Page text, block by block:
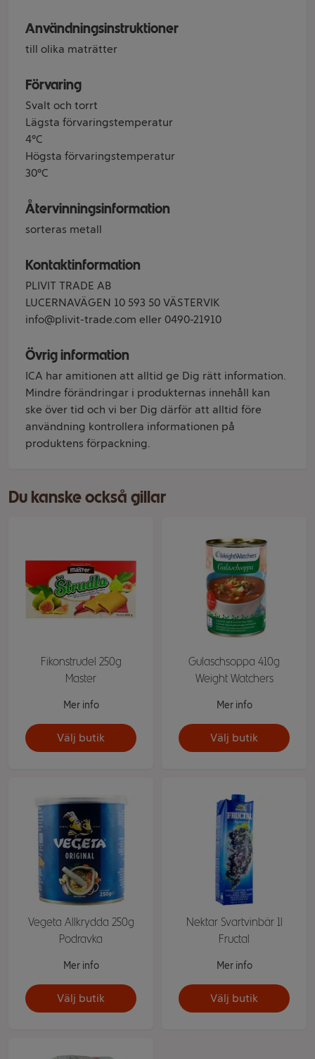
Användningsinstruktioner
till olika maträtter
Förvaring
Svalt och torrt
Lägsta förvaringstemperatur
4°C
Högsta förvaringstemperatur
30°C
Återvinningsinformation
sorteras metall
Kontaktinformation
PLIVIT TRADE AB
LUCERNAVÄGEN 10 593 50 VÄSTERVIK
info@plivit-trade.com eller 0490-21910
Övrig information
ICA har amitionen att alltid ge Dig rätt information.
Mindre förändringar i produkternas innehåll kan
ske över tid och vi ber Dig därför att alltid före
användning kontrollera informationen på
produktens förpackning.
Du kanske också gillar
Fikonstrudel 250g
Master
Mer info
Välj butik
Gulaschsoppa 410g
Weight Watchers
Mer info
Välj butik
Vegeta Allkrydda 250g
Podravka
Mer info
Välj butik
Nektar Svartvinbär 1l
Fructal
Mer info
Välj butik